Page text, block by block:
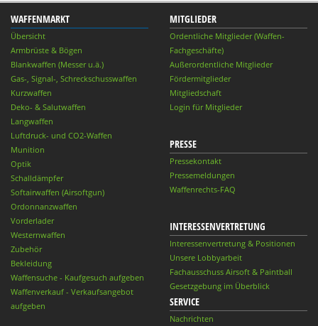
WAFFENMARKT
Übersicht
Armbrüste & Bögen
Blankwaffen (Messer u.ä.)
Gas-, Signal-, Schreckschusswaffen
Kurzwaffen
Deko- & Salutwaffen
Langwaffen
Luftdruck- und CO2-Waffen
Munition
Optik
Schalldämpfer
Softairwaffen (Airsoftgun)
Ordonnanzwaffen
Vorderlader
Westernwaffen
Zubehör
Bekleidung
Waffensuche - Kaufgesuch aufgeben
Waffenverkauf - Verkaufsangebot
aufgeben
MITGLIEDER
Ordentliche Mitglieder (Waffen-
Fachgeschäfte)
Außerordentliche Mitglieder
Fördermitglieder
Mitgliedschaft
Login für Mitglieder
PRESSE
Pressekontakt
Pressemeldungen
Waffenrechts-FAQ
INTERESSENVERTRETUNG
Interessenvertretung & Positionen
Unsere Lobbyarbeit
Fachausschuss Airsoft & Paintball
Gesetzgebung im Überblick
SERVICE
Nachrichten